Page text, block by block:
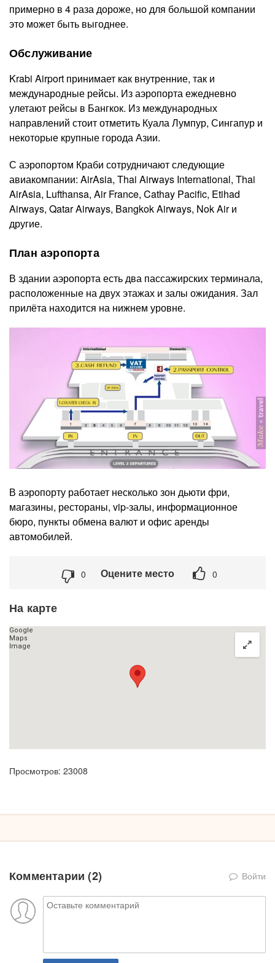
примерно в 4 раза дороже, но для большой компании
это может быть выгоднее.
Обслуживание
Krabi Airport принимает как внутренние, так и
международные рейсы. Из аэропорта ежедневно
улетают рейсы в Бангкок. Из международных
направлений стоит отметить Куала Лумпур, Сингапур и
некоторые крупные города Азии.
С аэропортом Краби сотрудничают следующие
авиакомпании: AirAsia, Thai Airways International, Thai
AirAsia, Lufthansa, Air France, Cathay Pacific, Etihad
Airways, Qatar Airways, Bangkok Airways, Nok Air и
другие.
План аэропорта
В здании аэропорта есть два пассажирских терминала,
расположенные на двух этажах и залы ожидания. Зал
прилёта находится на нижнем уровне.
В аэропорту работает несколько зон дьюти фри,
магазины, рестораны, vip-залы, информационное
бюро, пункты обмена валют и офис аренды
автомобилей.
0 Оцените место 0
На карте
Просмотров: 23008
Комментарии (2) Войти